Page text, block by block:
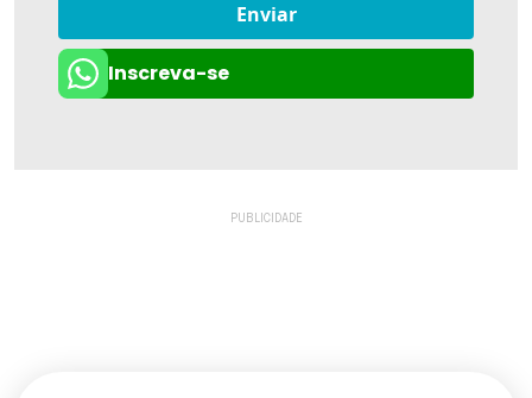
Enviar
Inscreva-se